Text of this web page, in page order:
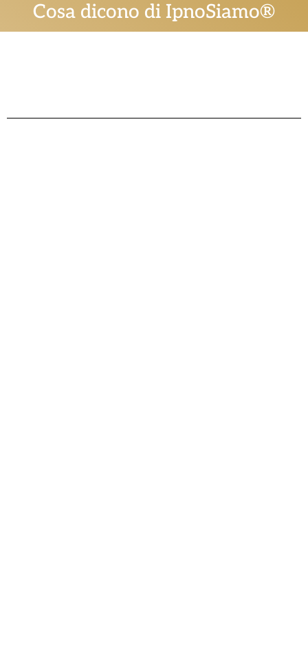
Cosa dicono di IpnoSiamo®